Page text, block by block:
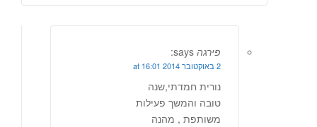
פירגה says:
2 באוקטובר 2014 at 16:01
נורית חמדתי,שנה
טובה והמשך פעילות
משותפת , מהנה